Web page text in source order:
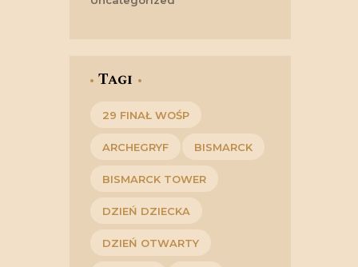
Tagi
29 FINAŁ WOŚP
ARCHEGRYF BISMARCK
BISMARCK TOWER
DZIEŃ DZIECKA
DZIEŃ OTWARTY